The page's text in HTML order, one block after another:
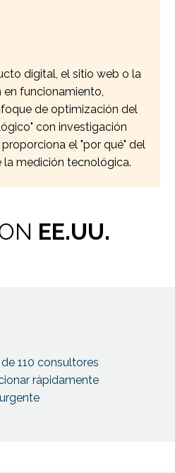
digital, el sitio web o la
funcionamiento,
de optimización del
con investigación
el "por qué" del
la medición tecnológica.
EE.UU.
110 consultores
rápidamente